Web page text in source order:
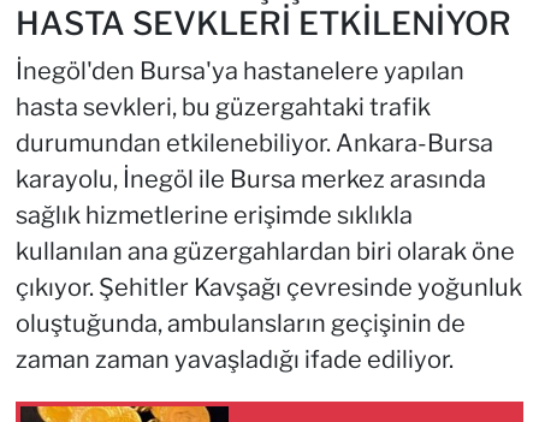
HASTA SEVKLERİ ETKİLENİYOR
İnegöl'den Bursa'ya hastanelere yapılan
hasta sevkleri, bu güzergahtaki trafik
durumundan etkilenebiliyor. Ankara-Bursa
karayolu, İnegöl ile Bursa merkez arasında
sağlık hizmetlerine erişimde sıklıkla
kullanılan ana güzergahlardan biri olarak öne
çıkıyor. Şehitler Kavşağı çevresinde yoğunluk
oluştuğunda, ambulansların geçişinin de
zaman zaman yavaşladığı ifade ediliyor.